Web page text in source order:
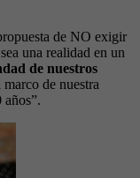
de NO exigir
una realidad en un
de nuestros
marco de nuestra